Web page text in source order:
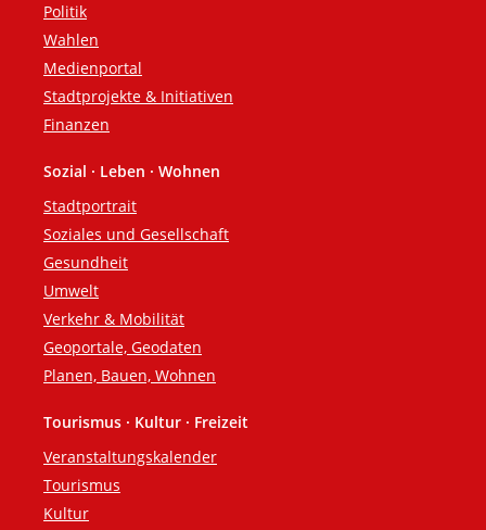
Politik
Wahlen
Medienportal
Stadtprojekte & Initiativen
Finanzen
Sozial · Leben · Wohnen
Stadtportrait
Soziales und Gesellschaft
Gesundheit
Umwelt
Verkehr & Mobilität
Geoportale, Geodaten
Planen, Bauen, Wohnen
Tourismus · Kultur · Freizeit
Veranstaltungskalender
Tourismus
Kultur